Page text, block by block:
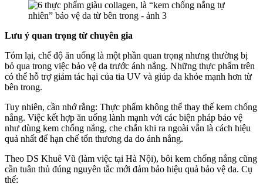
Lưu ý quan trọng từ chuyên gia
Tóm lại, chế độ ăn uống là một phần quan trọng nhưng thường bị
bỏ qua trong việc bảo vệ da trước ánh nắng. Những thực phẩm trên
có thể hỗ trợ giảm tác hại của tia UV và giúp da khỏe mạnh hơn từ
bên trong.
Tuy nhiên, cần nhớ rằng: Thực phẩm không thể thay thế kem chống
nắng. Việc kết hợp ăn uống lành mạnh với các biện pháp bảo vệ
như dùng kem chống nắng, che chắn khi ra ngoài vẫn là cách hiệu
quả nhất để hạn chế tổn thương da do ánh nắng.
Theo DS Khuê Vũ (làm việc tại Hà Nội), bôi kem chống nắng cũng
cần tuân thủ đúng nguyên tắc mới đảm bảo hiệu quả bảo vệ da. Cụ
thể: